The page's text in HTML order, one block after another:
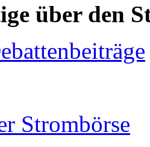
über den
Strombörse